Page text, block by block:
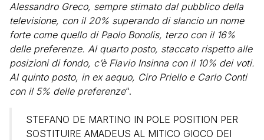
Alessandro Greco, sempre stimato dal pubblico della
televisione, con il 20% superando di slancio un nome
forte come quello di Paolo Bonolis, terzo con il 16%
delle preferenze. Al quarto posto, staccato rispetto alle
posizioni di fondo, c’è Flavio Insinna con il 10% dei voti.
Al quinto posto, in ex aequo, Ciro Priello e Carlo Conti
con il 5% delle preferenze“.
STEFANO DE MARTINO IN POLE POSITION PER
SOSTITUIRE AMADEUS AL MITICO GIOCO DEI